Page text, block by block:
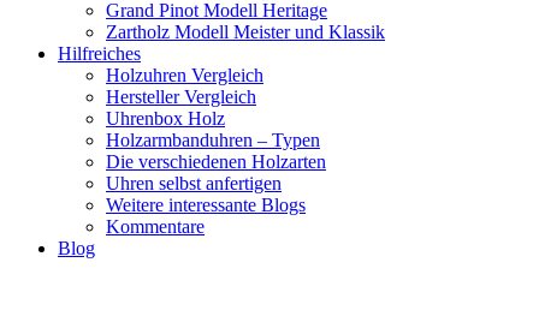
Grand Pinot Modell Heritage
Zartholz Modell Meister und Klassik
Hilfreiches
Holzuhren Vergleich
Hersteller Vergleich
Uhrenbox Holz
Holzarmbanduhren – Typen
Die verschiedenen Holzarten
Uhren selbst anfertigen
Weitere interessante Blogs
Kommentare
Blog